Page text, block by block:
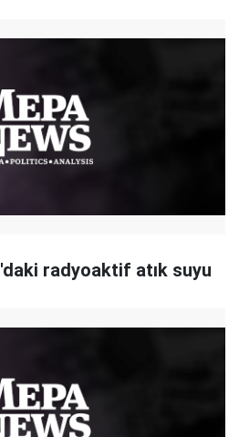
radyoaktif atık suyu